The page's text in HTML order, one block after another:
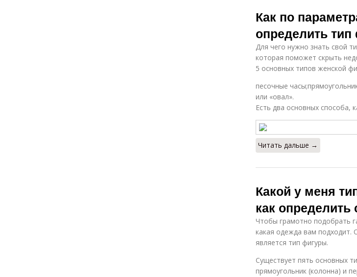
Как по
определить
Для чего нужно знать свой
которая поможет скрыть
5 основных типов женской
песочные
или «овал».
Есть два основных способа,
Читать дальше →
Какой у меня
как определить
Чтобы грамотно подобрать
какая одежда вам подходит.
является тип фигуры.
Существует пять основных
прямоугольник (колонна) и